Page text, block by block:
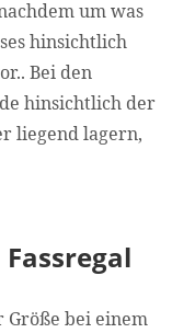
um was
hinsichtlich
Bei den
hinsichtlich der
liegend lagern,
Größe bei einem